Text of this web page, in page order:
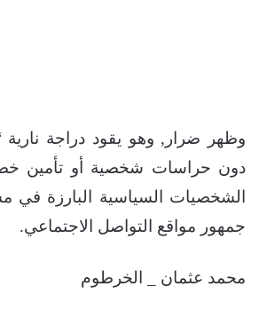
وظهر ضرار, وهو يقود دراجة نارية
دون حراسات شخصية أو تأمين
الشخصيات السياسية البارزة في
جمهور مواقع التواصل الاجتماعي.
محمد عثمان _ الخرطوم